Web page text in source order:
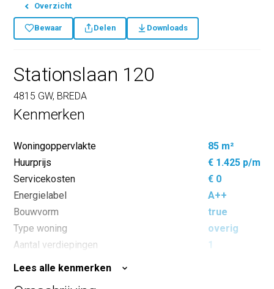
Overzicht
Bewaar Delen Downloads
Stationslaan 120
4815 GW, BREDA
Kenmerken
Woningoppervlakte
85 m²
Huurprijs
€ 1.425 p/m
Servicekosten
€ 0
Energielabel
A++
Bouwvorm
true
Type woning
overig
Aantal verdiepingen
1
Aantal kamers
Lees alle kenmerken